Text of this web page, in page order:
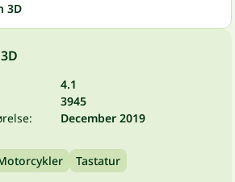
3D
4.1
3945
December 2019
Tastatur